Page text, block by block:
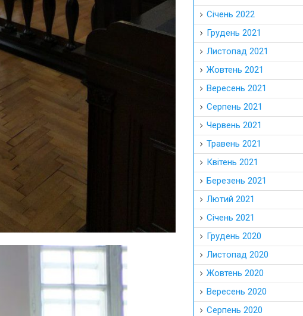
Січень 2022
Грудень 2021
Листопад 2021
Жовтень 2021
Вересень 2021
Серпень 2021
Червень 2021
Травень 2021
Квітень 2021
Березень 2021
Лютий 2021
Січень 2021
Грудень 2020
Листопад 2020
Жовтень 2020
Вересень 2020
Серпень 2020